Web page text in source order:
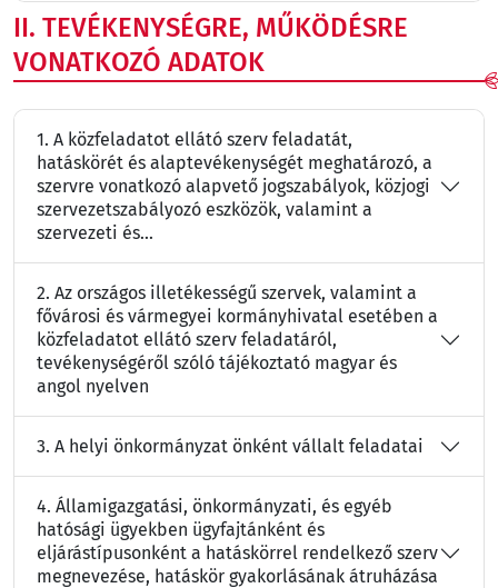
II. TEVÉKENYSÉGRE, MŰKÖDÉSRE
VONATKOZÓ ADATOK
1. A közfeladatot ellátó szerv feladatát,
hatáskörét és alaptevékenységét meghatározó, a
szervre vonatkozó alapvető jogszabályok, közjogi
szervezetszabályozó eszközök, valamint a
szervezeti és...
2. Az országos illetékességű szervek, valamint a
fővárosi és vármegyei kormányhivatal esetében a
közfeladatot ellátó szerv feladatáról,
tevékenységéről szóló tájékoztató magyar és
angol nyelven
3. A helyi önkormányzat önként vállalt feladatai
4. Államigazgatási, önkormányzati, és egyéb
hatósági ügyekben ügyfajtánként és
eljárástípusonként a hatáskörrel rendelkező szerv
megnevezése, hatáskör gyakorlásának átruházása